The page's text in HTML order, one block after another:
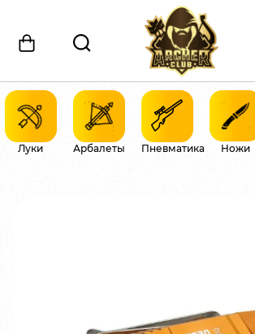
Луки Арбалеты Пневматика Ножи